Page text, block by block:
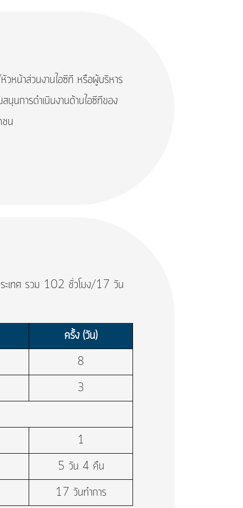
ส่วนงานไอซีที หรือผู้บริหาร
นการดำเนินงานด้านไอซีทีของ
ชน
ะเทศ รวม 102 ชั่วโมง/17 วัน
ครั้ง (วัน)
8
3
1
5 วัน 4 คืน
17 วันทำการ